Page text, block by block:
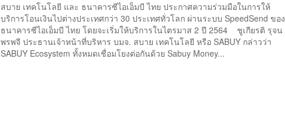
สบาย เทคโนโลยี และ ธนาคารซีไอเอ็มบี ไทย ประกาศความร่วมมือในการให้
บริการโอนเงินไปต่างประเทศกว่า 30 ประเทศทั่วโลก ผ่านระบบ SpeedSend ของ
ธนาคารซีไอเอ็มบี ไทย โดยจะเริ่มให้บริการในไตรมาส 2 ปี 2564 ชูเกียรติ รุจน
พรพจี ประธานเจ้าหน้าที่บริหาร บมจ. สบาย เทคโนโลยี หรือ SABUY กล่าวว่า
SABUY Ecosystem ทั้งหมดเชื่อมโยงต่อกันด้วย Sabuy Money...